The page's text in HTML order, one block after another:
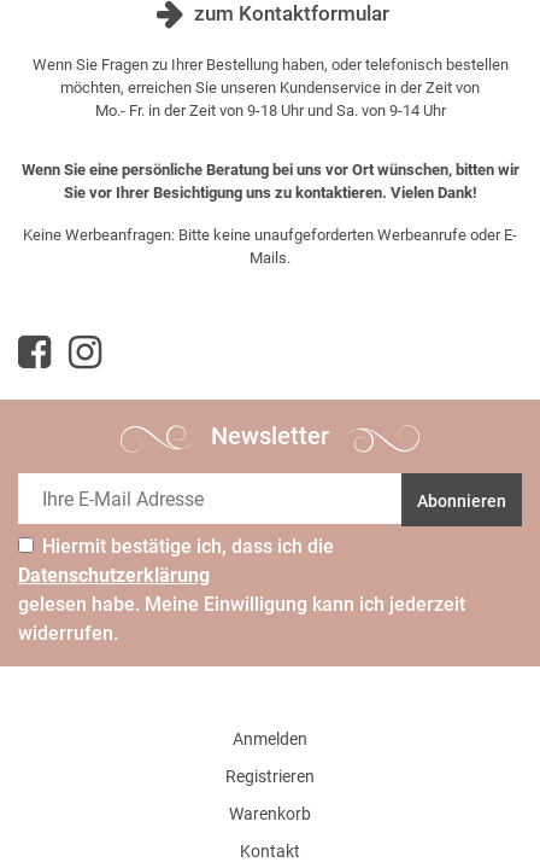
zum Kontaktformular
Wenn Sie Fragen zu Ihrer Bestellung haben, oder telefonisch bestellen
möchten, erreichen Sie unseren Kundenservice in der Zeit von
Mo.- Fr. in der Zeit von 9-18 Uhr und Sa. von 9-14 Uhr
Wenn Sie eine persönliche Beratung bei uns vor Ort wünschen, bitten wir
Sie vor Ihrer Besichtigung uns zu kontaktieren. Vielen Dank!
Keine Werbeanfragen: Bitte keine unaufgeforderten Werbeanrufe oder E-
Mails.
Newsletter
Abonnieren
Hiermit bestätige ich, dass ich die
Daten­schutz­erklärung
gelesen habe. Meine Einwilligung kann ich jederzeit
widerrufen.
Anmelden
Registrieren
Warenkorb
Kontakt